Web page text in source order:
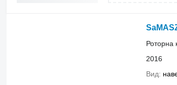
Роторна
2016
Вид